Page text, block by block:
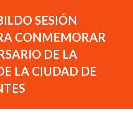
SESIÓN
CONMEMORAR
DE LA
LA CIUDAD DE